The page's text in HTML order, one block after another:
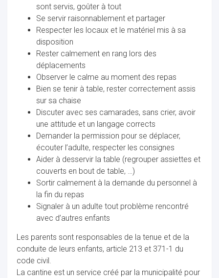
sont servis, goûter à tout
Se servir raisonnablement et partager
Respecter les locaux et le matériel mis à sa
disposition
Rester calmement en rang lors des
déplacements
Observer le calme au moment des repas
Bien se tenir à table, rester correctement assis
sur sa chaise
Discuter avec ses camarades, sans crier, avoir
une attitude et un langage corrects
Demander la permission pour se déplacer,
écouter l’adulte, respecter les consignes
Aider à desservir la table (regrouper assiettes et
couverts en bout de table, …)
Sortir calmement à la demande du personnel à
la fin du repas
Signaler à un adulte tout problème rencontré
avec d’autres enfants
Les parents sont responsables de la tenue et de la
conduite de leurs enfants, article 213 et 371-1 du
code civil.
La cantine est un service créé par la municipalité pour